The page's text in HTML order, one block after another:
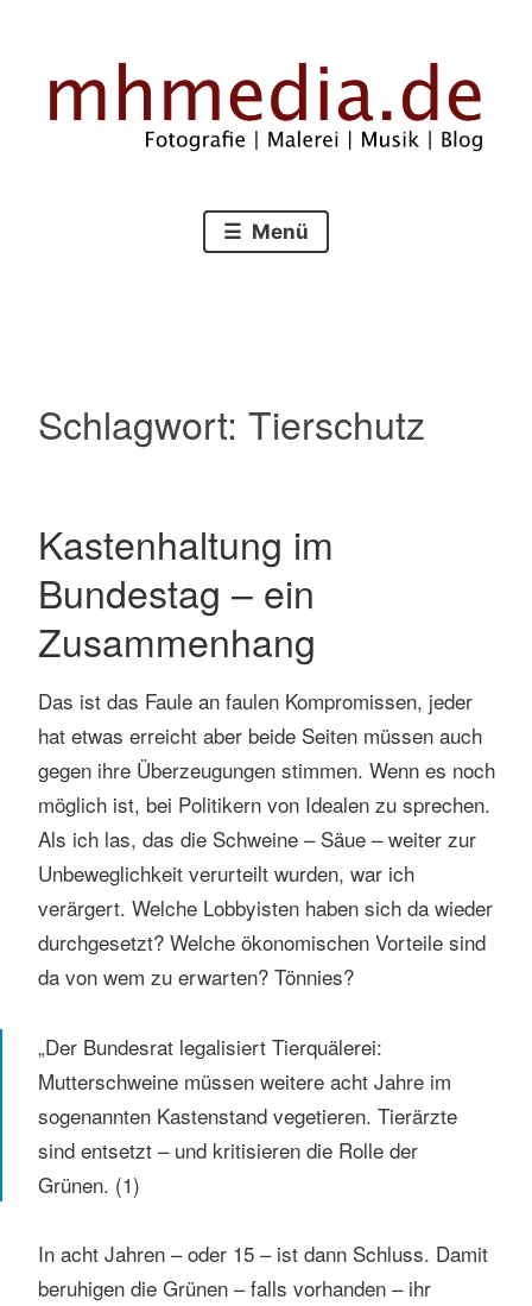
springen
mhmedia.de
Menü
Schlagwort: Tierschutz
Kastenhaltung im
Bundestag – ein
Zusammenhang
Das ist das Faule an faulen Kompromissen, jeder
hat etwas erreicht aber beide Seiten müssen auch
gegen ihre Überzeugungen stimmen. Wenn es noch
möglich ist, bei Politikern von Idealen zu sprechen.
Als ich las, das die Schweine – Säue – weiter zur
Unbeweglichkeit verurteilt wurden, war ich
verärgert. Welche Lobbyisten haben sich da wieder
durchgesetzt? Welche ökonomischen Vorteile sind
da von wem zu erwarten? Tönnies?
„Der Bundesrat legalisiert Tierquälerei:
Mutterschweine müssen weitere acht Jahre im
sogenannten Kastenstand vegetieren. Tierärzte
sind entsetzt – und kritisieren die Rolle der
Grünen. (1)
In acht Jahren – oder 15 – ist dann Schluss. Damit
beruhigen die Grünen – falls vorhanden – ihr